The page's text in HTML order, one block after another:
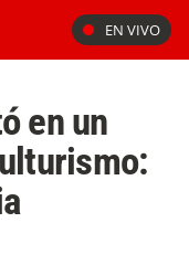
EN VIVO
en un